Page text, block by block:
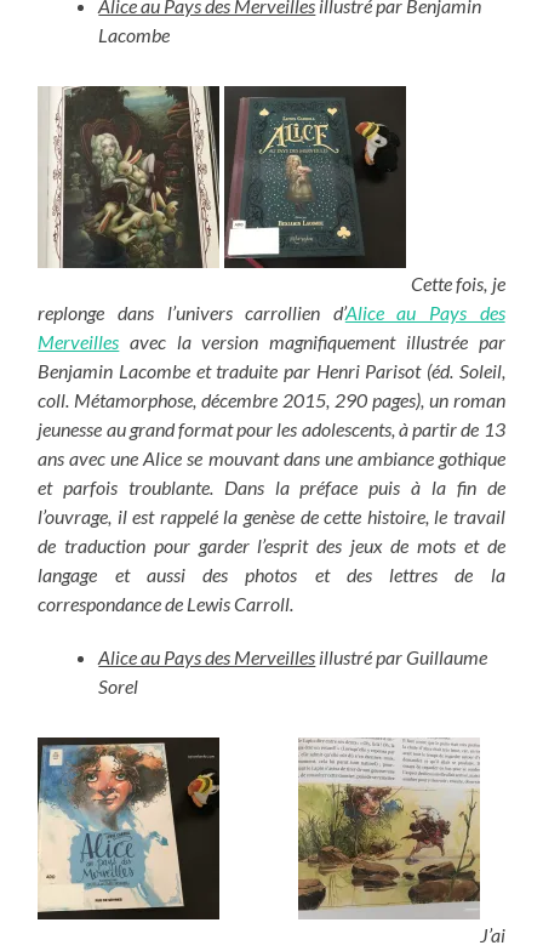
Alice au Pays des Merveilles illustré par Benjamin
Lacombe
Cette fois, je
replonge dans l’univers carrollien d’Alice au Pays des
Merveilles avec la version magnifiquement illustrée par
Benjamin Lacombe et traduite par Henri Parisot (éd. Soleil,
coll. Métamorphose, décembre 2015, 290 pages), un roman
jeunesse au grand format pour les adolescents, à partir de 13
ans avec une Alice se mouvant dans une ambiance gothique
et parfois troublante. Dans la préface puis à la fin de
l’ouvrage, il est rappelé la genèse de cette histoire, le travail
de traduction pour garder l’esprit des jeux de mots et de
langage et aussi des photos et des lettres de la
correspondance de Lewis Carroll.
Alice au Pays des Merveilles illustré par Guillaume
Sorel
J’ai